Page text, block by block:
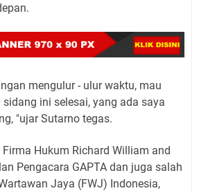
mengulur - ulur waktu, mau
ini selesai, yang ada saya
"ujar Sutarno tegas.
Hukum Richard William and
Pengacara GAPTA dan juga salah
Jaya (FWJ) Indonesia,